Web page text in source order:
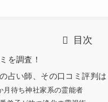
目次
を調査！
占い師、その口コミ評判は
月待ち神社家系の霊能者